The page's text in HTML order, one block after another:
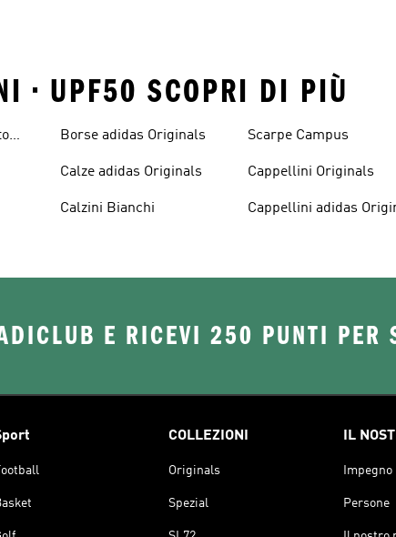
• UPF50 SCOPRI DI PIÙ
Borse adidas Originals
Calze adidas Originals
Calzini Bianchi
Scarpe Campus
Cappellini Originals
Cappellini adidas
E RICEVI 250 PUNTI PER
COLLEZIONI
Originals
Spezial
IL
Impegno
Persone